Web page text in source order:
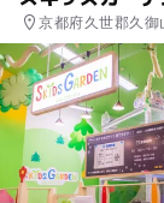
京都府久世郡久